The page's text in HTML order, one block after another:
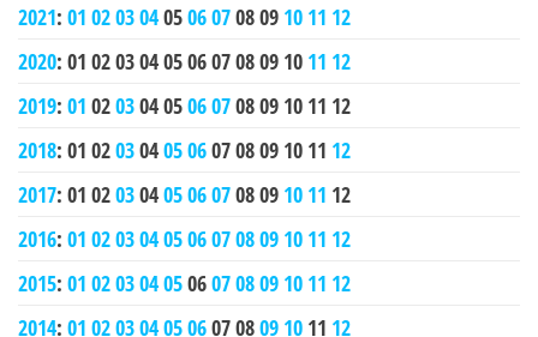
2021: 01 0203040506070809 10 11 12
2020: 01 0203040506070809 10 11 12
2019: 01 0203040506070809 10 11 12
2018: 01 0203040506070809 10 11 12
2017: 01 0203040506070809 10 11 12
2016: 01 0203040506070809 10 11 12
2015: 01 0203040506070809 10 11 12
2014: 01 0203040506070809 10 11 12